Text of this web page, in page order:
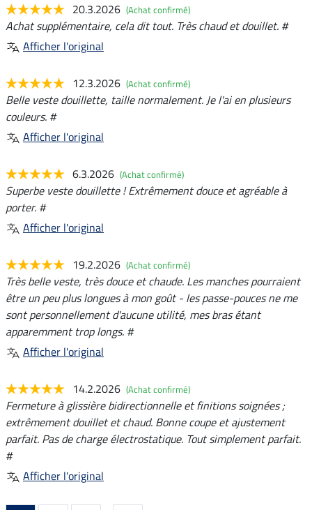
20.3.2026 (Achat confirmé)
Achat supplémentaire, cela dit tout. Très chaud et douillet. #
Afficher l'original
12.3.2026 (Achat confirmé)
Belle veste douillette, taille normalement. Je l'ai en plusieurs
couleurs. #
Afficher l'original
6.3.2026 (Achat confirmé)
Superbe veste douillette ! Extrêmement douce et agréable à
porter. #
Afficher l'original
19.2.2026 (Achat confirmé)
Très belle veste, très douce et chaude. Les manches pourraient
être un peu plus longues à mon goût - les passe-pouces ne me
sont personnellement d'aucune utilité, mes bras étant
apparemment trop longs. #
Afficher l'original
14.2.2026 (Achat confirmé)
Fermeture à glissière bidirectionnelle et finitions soignées ;
extrêmement douillet et chaud. Bonne coupe et ajustement
parfait. Pas de charge électrostatique. Tout simplement parfait.
#
Afficher l'original